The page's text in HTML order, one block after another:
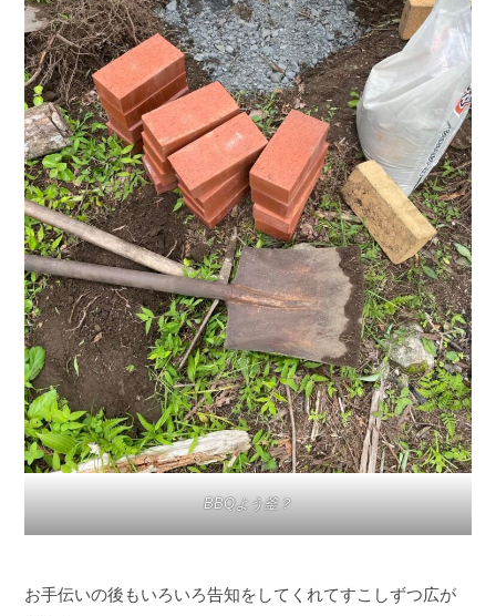
BBQよう釜？
お手伝いの後もいろいろ告知をしてくれてすこしずつ広が